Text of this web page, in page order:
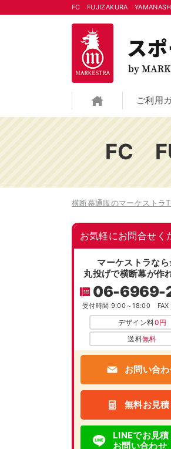
FC FUJIZAKURA
横断幕通
ご利用
テニス横断幕
ラクロス横断幕
空手横断幕
FC
横断幕通販のマーケストラ
お気軽にお問合せく
マーケストラなら
丸投げで横断幕が作
06-6969-
受付時間 9:00～18:00 FAX
デザイン料0円
送料無料
お問い合
無料お見積
LINEでお見積
お問い合わせ